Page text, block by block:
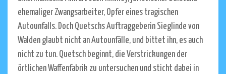
ehemaliger Zwangsarbeiter, Opfer eines tragischen
Autounfalls. Doch Quetschs Auftraggeberin Sieglinde von
Walden glaubt nicht an Autounfälle, und bittet ihn, es auch
nicht zu tun. Quetsch beginnt, die Verstrickungen der
örtlichen Waffenfabrik zu untersuchen und sticht dabei in